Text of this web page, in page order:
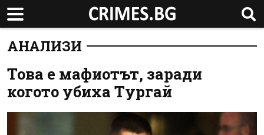
АНАЛИЗИ
Toва е мафиотът, заради
когото убиха Тургай